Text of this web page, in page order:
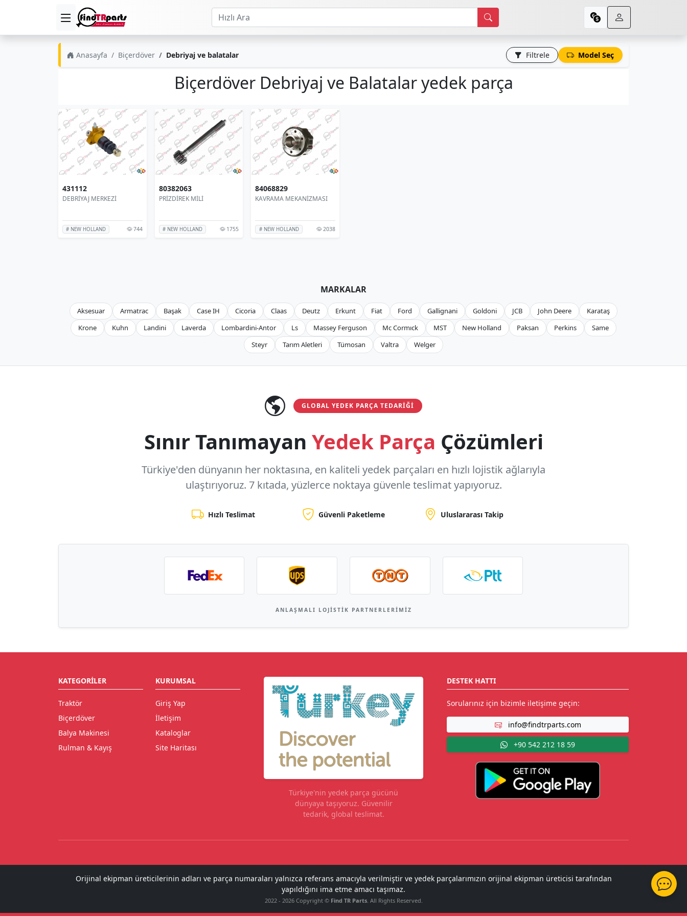
Anasayfa Biçerdöver Debriyaj ve balatalar Filtrele Model Seç
Biçerdöver Debriyaj ve Balatalar yedek parça
431112
DEBRİYAJ MERKEZİ
# NEW HOLLAND 744
80382063
PRİZDİREK MİLİ
# NEW HOLLAND 1755
84068829
KAVRAMA MEKANİZMASI
# NEW HOLLAND 2038
MARKALAR
Aksesuar Armatrac Başak Case IH Cicoria Claas Deutz Erkunt Fiat Ford Gallignani Goldoni JCB John Deere
Karataş
Krone
Kuhn Landini Laverda Lombardini-Antor Ls Massey Ferguson Mc Cormıck MST New Holland Paksan Perkins
Same
Steyr
Tarım Aletleri Tümosan Valtra Welger
GLOBAL YEDEK PARÇA TEDARIĞI
Sınır Tanımayan Yedek Parça Çözümleri
Türkiye'den dünyanın her noktasına, en kaliteli yedek parçaları en hızlı lojistik ağlarıyla
ulaştırıyoruz. 7 kıtada, yüzlerce noktaya güvenle teslimat yapıyoruz.
Hızlı Teslimat Güvenli Paketleme Uluslararası Takip
ANLAŞMALI LOJISTIK PARTNERLERIMIZ
KATEGORILER
Traktör
Biçerdöver
Balya Makinesi
Rulman & Kayış
KURUMSAL
Giriş Yap
İletişim
Kataloglar
Site Haritası
Türkiye'nin yedek parça gücünü
dünyaya taşıyoruz. Güvenilir
tedarik, global teslimat.
DESTEK HATTI
Sorularınız için bizimle iletişime geçin:
info@findtrparts.com
+90 542 212 18 59
Orijinal ekipman üreticilerinin adları ve parça numaraları yalnızca referans amacıyla verilmiştir ve yedek parçalarımızın orijinal ekipman üreticisi tarafından
yapıldığını ima etme amacı taşımaz.
2022 - 2026 Copyright © Find TR Parts. All Rights Reserved.